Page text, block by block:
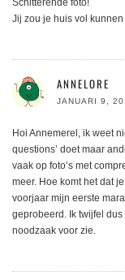
Schitterende foto!
Jij zou je huis vol
ANNELORE
JANUARI 9,
Hoi Annemerel, ik weet
questions’ doet maar
vaak op foto’s met
meer. Hoe komt het dat
voorjaar mijn eerste
geprobeerd. Ik twijfel
noodzaak voor zie.